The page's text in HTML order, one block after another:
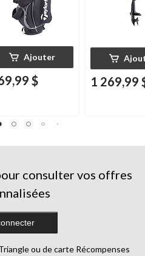
Ajouter
$ 1 269,99
consulter vos offres
ou de carte Récompenses